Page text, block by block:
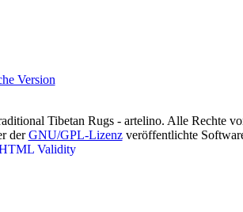
Version
Tibetan Rugs - artelino. Alle Rechte
derGNU/GPL-Lizenzveröffentlichte